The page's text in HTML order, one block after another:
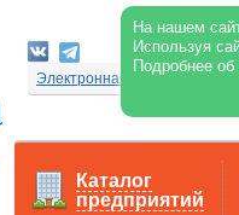
На нашем
Используя
Подробнее
Электронная версия
Каталог
предприятий